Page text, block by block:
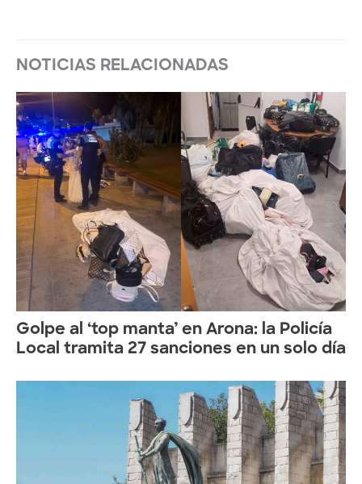
NOTICIAS RELACIONADAS
Golpe al ‘top manta’ en Arona: la Policía
Local tramita 27 sanciones en un solo día